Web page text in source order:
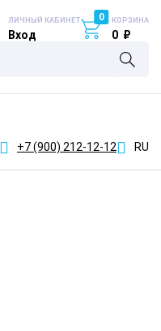
ЛИЧНЫЙ КАБИНЕТ
Вход
0 КОРЗИНА
0 ₽
+7 (900) 212-12-12 RU